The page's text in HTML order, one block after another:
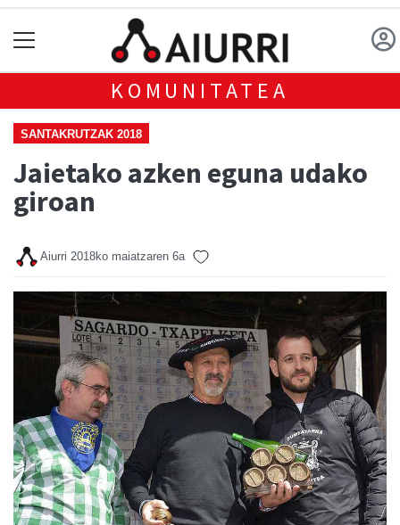
KOMUNITATEA
SANTAKRUTZAK 2018
Jaietako azken eguna udako
giroan
Aiurri 2018ko maiatzaren 6a